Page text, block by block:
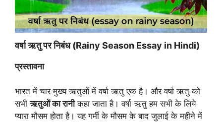
वर्षा ऋतु पर निबंध (Rainy Season Essay in Hindi)
प्रस्तावना
भारत में चार मुख्य ऋतुओं में वर्षा ऋतु एक है। और वर्षा ऋतु को
सभीऋतुओं का रानीकहा जाता है। वर्षा ऋतु हम सभी के लिये
प्यारा मौसम होता है। यह गर्मी के मौसम के बाद जुलाई के महीने में